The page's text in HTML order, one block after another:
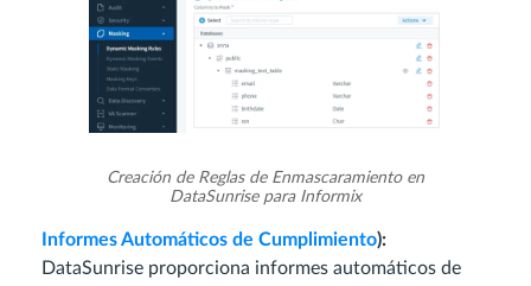
Creación de Reglas de Enmascaramiento en
DataSunrise para Informix
Informes Automáticos de Cumplimiento):
DataSunrise proporciona informes automáticos de